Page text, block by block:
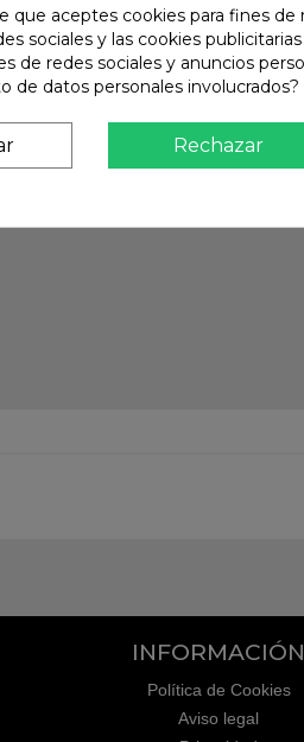
INFORMACIÓN
Política de Cookies
Aviso legal
que aceptes cookies para fines de
sociales y las cookies
de redes sociales y anuncios
de datos personales involucrados?
Rechazar